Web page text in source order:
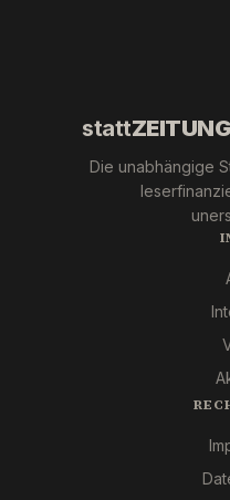
stattZEITUNG
Die unabhängige